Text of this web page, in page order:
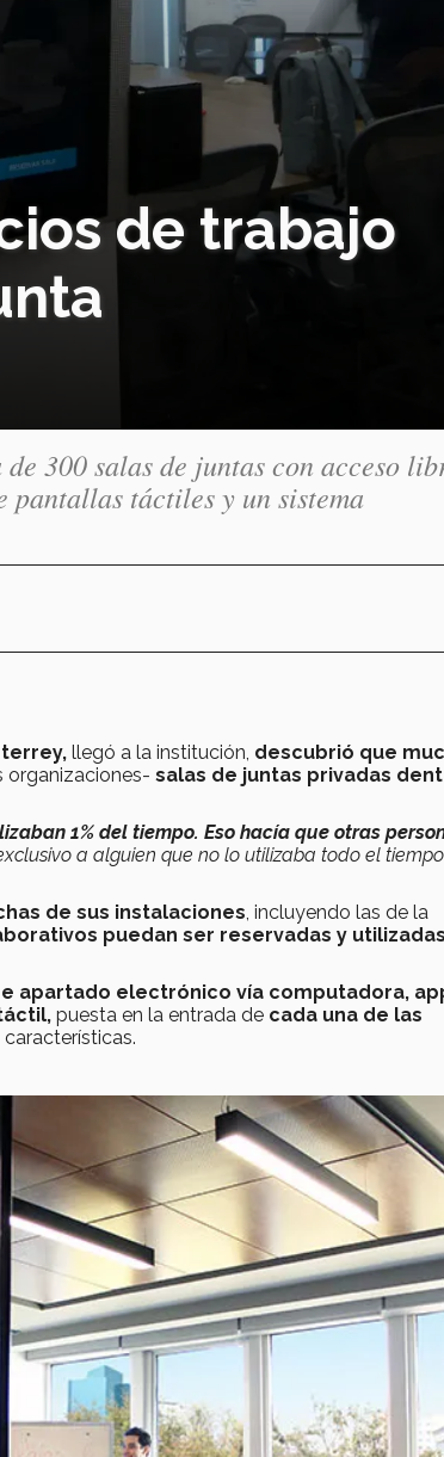
de trabajo
300 salas de juntas con acceso
pantallas táctiles y un sistema
llegó a la institución, descubrió que
organizaciones- salas de juntas privadas
1% del tiempo. Eso hacía que otras
a alguien que no lo utilizaba todo el
de sus instalaciones , incluyendo las de la
puedan ser reservadas y utilizadas
apartado electrónico vía computadora,
puesta en la entrada de cada una de las